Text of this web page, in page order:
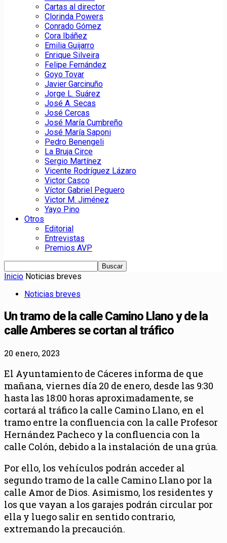
Cartas al director
Clorinda Powers
Conrado Gómez
Cora Ibáñez
Emilia Guijarro
Enrique Silveira
Felipe Fernández
Goyo Tovar
Javier Garcinuño
Jorge L. Suárez
José A. Secas
José Cercas
José María Cumbreño
José María Saponi
Pedro Benengeli
La Bruja Circe
Sergio Martínez
Vicente Rodríguez Lázaro
Victor Casco
Víctor Gabriel Peguero
Victor M. Jiménez
Yayo Pino
Otros
Editorial
Entrevistas
Premios AVP
Inicio Noticias breves
Noticias breves
Un tramo de la calle Camino Llano y de la
calle Amberes se cortan al tráfico
20 enero, 2023
El Ayuntamiento de Cáceres informa de que
mañana, viernes día 20 de enero, desde las 9:30
hasta las 18:00 horas aproximadamente, se
cortará al tráfico la calle Camino Llano, en el
tramo entre la confluencia con la calle Profesor
Hernández Pacheco y la confluencia con la
calle Colón, debido a la instalación de una grúa.
Por ello, los vehículos podrán acceder al
segundo tramo de la calle Camino Llano por la
calle Amor de Dios. Asimismo, los residentes y
los que vayan a los garajes podrán circular por
ella y luego salir en sentido contrario,
extremando la precaución.